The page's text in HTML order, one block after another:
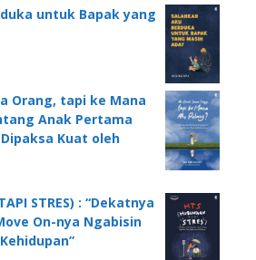
untuk Bapak yang
Orang, tapi ke Mana
Anak Pertama
Kuat oleh
STRES) : “Dekatnya
On-nya Ngabisin